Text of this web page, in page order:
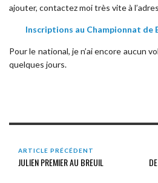
ajouter, contactez moi très vite à
Inscriptions au Championnat de
Pour le national, je n’ai encore aucun
quelques jours.
ARTICLE PRÉCÉDENT
JULIEN PREMIER AU BREUIL